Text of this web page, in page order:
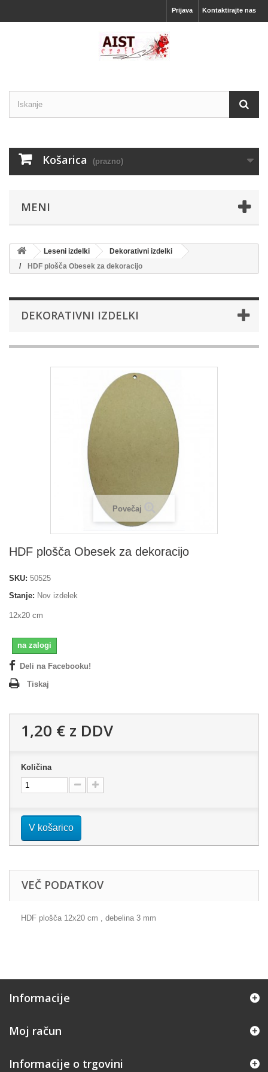
Kontaktirajte nas
Prijava
Košarica (prazno)
MENI
Leseni izdelki
Dekorativni izdelki
HDF plošča Obesek za dekoracijo
DEKORATIVNI IZDELKI
Povečaj
HDF plošča Obesek za dekoracijo
SKU: 50525
Stanje: Nov izdelek
12x20 cm
na zalogi
Deli na Facebooku!
Tiskaj
1,20 € z DDV
Količina
V košarico
VEČ PODATKOV
HDF plošča 12x20 cm , debelina 3 mm
Informacije
Moj račun
Informacije o trgovini